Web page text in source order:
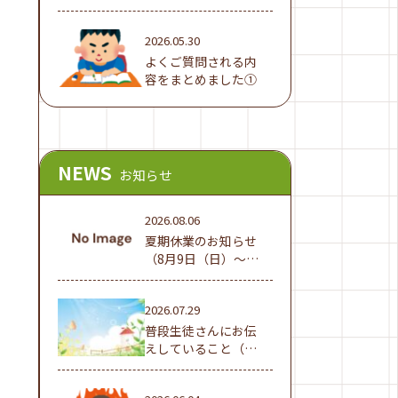
でした！
2026.05.30
よくご質問される内
容をまとめました①
NEWS お知らせ
2026.08.06
夏期休業のお知らせ
（8月9日（日）～16
日（日））
2026.07.29
普段生徒さんにお伝
えしていること（夏
休み編①）